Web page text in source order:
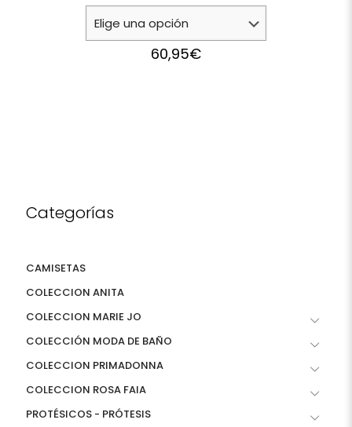
60,95€
Categorías
CAMISETAS
COLECCION ANITA
COLECCION MARIE JO
COLECCIÓN MODA DE BAÑO
COLECCION PRIMADONNA
COLECCION ROSA FAIA
PROTÉSICOS - PRÓTESIS